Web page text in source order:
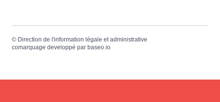
© Direction de l'information légale et administrative
comarquage developpé par baseo.io